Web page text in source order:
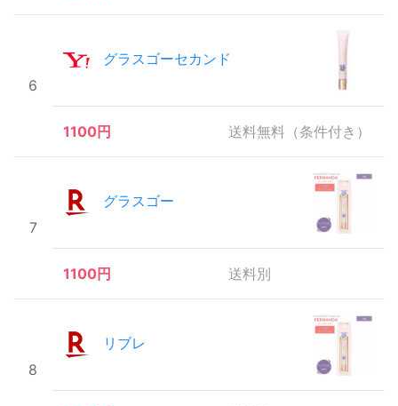
6
グラスゴーセカンド
1100円 送料無料（条件付き）
7
グラスゴー
1100円 送料別
8
リブレ